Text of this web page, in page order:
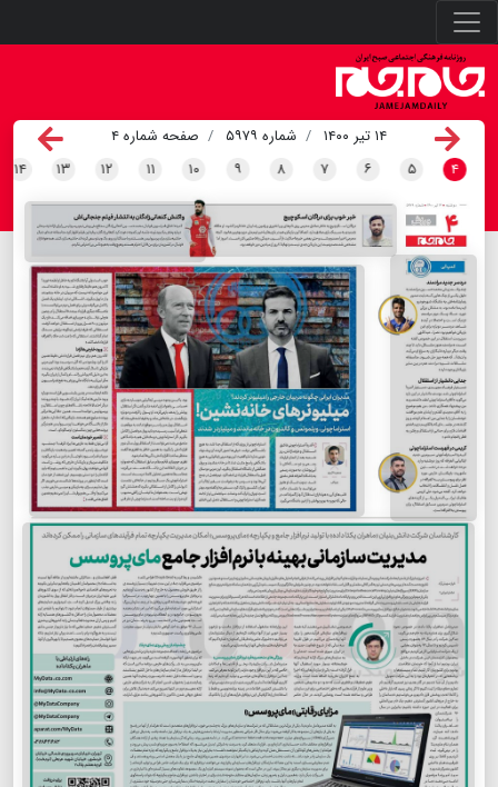
۱۴ تیر ۱۴۰۰ شماره ۵۹۷۹
صفحه شماره ۴
۴ ۵ ۶ ۷ ۸ ۹ ۱۰ ۱۱ ۱۲ ۱۳ ۱۴